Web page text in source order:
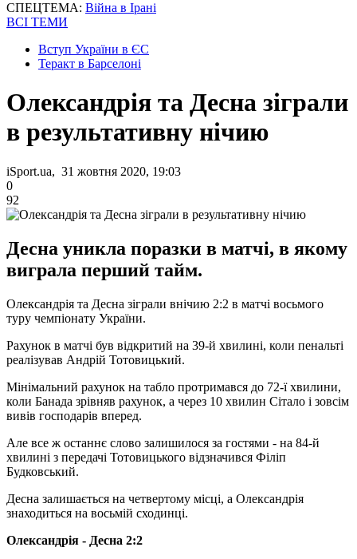
СПЕЦТЕМА: Війна в Ірані
ВСІ ТЕМИ
Вступ України в ЄС
Теракт в Барселоні
Олександрія та Десна зіграли
в результативну нічию
iSport.ua, 31 жовтня 2020, 19:03
0
92
Десна уникла поразки в матчі, в якому
виграла перший тайм.
Олександрія та Десна зіграли внічию 2:2 в матчі восьмого
туру чемпіонату України.
Рахунок в матчі був відкритий на 39-й хвилині, коли пенальті
реалізував Андрій Тотовицький.
Мінімальний рахунок на табло протримався до 72-ї хвилини,
коли Банада зрівняв рахунок, а через 10 хвилин Сітало і зовсім
вивів господарів вперед.
Але все ж останнє слово залишилося за гостями - на 84-й
хвилині з передачі Тотовицького відзначився Філіп
Будковський.
Десна залишається на четвертому місці, а Олександрія
знаходиться на восьмій сходинці.
Олександрія - Десна 2:2